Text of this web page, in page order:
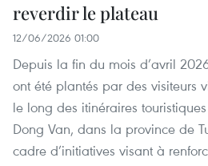
reverdir le plateau
12/06/2026 01:00
Depuis la fin du mois d’avril
ont été plantés par des visiteurs
le long des itinéraires
Dong Van, dans la province de
cadre d’initiatives visant à